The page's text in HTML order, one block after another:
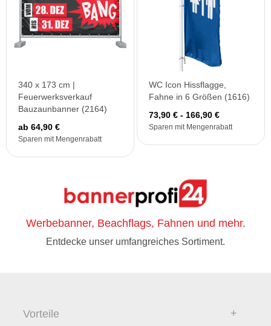
340 x 173 cm |
Feuerwerksverkauf
Bauzaunbanner (2164)
ab 64,90 €
Sparen mit Mengenrabatt
WC Icon Hissflagge,
Fahne in 6 Größen (1616)
73,90 € - 166,90 €
Sparen mit Mengenrabatt
Werbebanner, Beachflags, Fahnen und mehr.
Entdecke unser umfangreiches Sortiment.
Vorteile